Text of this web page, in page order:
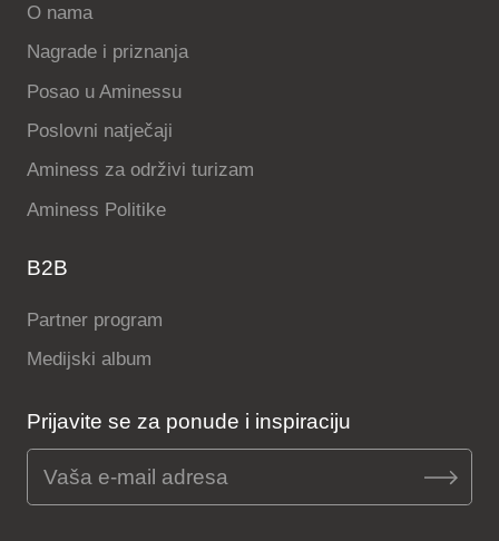
O nama
Nagrade i priznanja
Posao u Aminessu
Poslovni natječaji
Aminess za održivi turizam
Aminess Politike
B2B
Partner program
Medijski album
Prijavite se za ponude i inspiraciju